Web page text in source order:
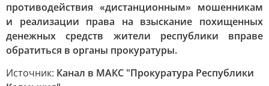
противодействия «дистанционным» мошенникам
и реализации права на взыскание похищенных
денежных средств жители республики вправе
обратиться в органы прокуратуры.
Источник: Канал в МАКС "Прокуратура Республики